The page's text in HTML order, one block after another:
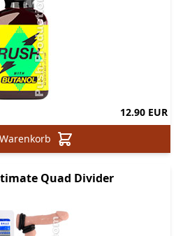
12.90 EUR
Quad Divider